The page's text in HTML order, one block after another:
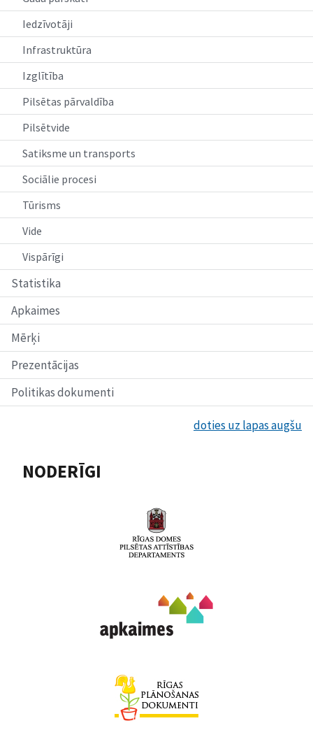
Iedzīvotāji
Infrastruktūra
Izglītība
Pilsētas pārvaldība
Pilsētvide
Satiksme un transports
Sociālie procesi
Tūrisms
Vide
Vispārīgi
Statistika
Apkaimes
Mērķi
Prezentācijas
Politikas dokumenti
doties uz lapas augšu
NODERĪGI